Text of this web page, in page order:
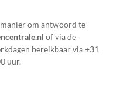
om antwoord te
of via de
bereikbaar via+31
uur.